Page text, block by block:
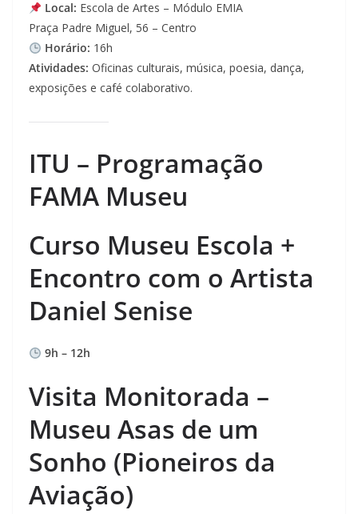
Local: Escola de Artes – Módulo EMIA
Praça Padre Miguel, 56 – Centro
Horário: 16h
Atividades: Oficinas culturais, música, poesia, dança,
exposições e café colaborativo.
ITU – Programação
FAMA Museu
Curso Museu Escola +
Encontro com o Artista
Daniel Senise
9h – 12h
Visita Monitorada –
Museu Asas de um
Sonho (Pioneiros da
Aviação)